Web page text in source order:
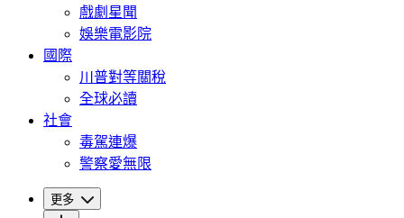
戲劇星聞
娛樂電影院
國際
川普對等關稅
全球必讀
社會
毒駕連爆
警察愛無限
更多